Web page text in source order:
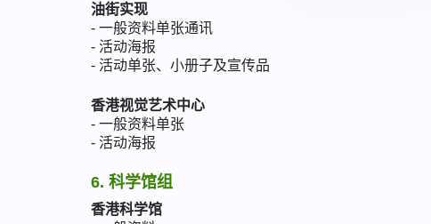
油街实现
- 一般资料单张通讯
- 活动海报
- 活动单张、小册子及宣传品
香港视觉艺术中心
- 一般资料单张
- 活动海报
6. 科学馆组
香港科学馆